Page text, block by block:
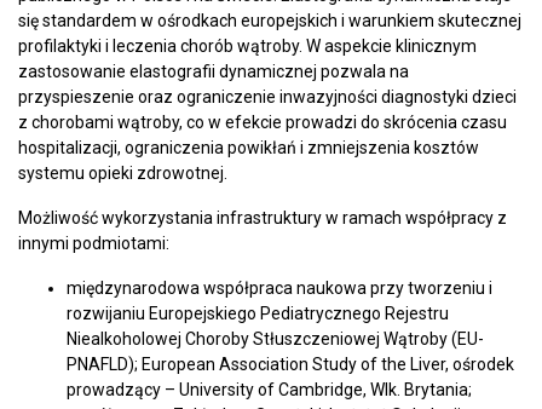
się standardem w ośrodkach europejskich i warunkiem skutecznej
profilaktyki i leczenia chorób wątroby. W aspekcie klinicznym
zastosowanie elastografii dynamicznej pozwala na
przyspieszenie oraz ograniczenie inwazyjności diagnostyki dzieci
z chorobami wątroby, co w efekcie prowadzi do skrócenia czasu
hospitalizacji, ograniczenia powikłań i zmniejszenia kosztów
systemu opieki zdrowotnej.
Możliwość wykorzystania infrastruktury w ramach współpracy z
innymi podmiotami:
międzynarodowa współpraca naukowa przy tworzeniu i
rozwijaniu Europejskiego Pediatrycznego Rejestru
Niealkoholowej Choroby Stłuszczeniowej Wątroby (EU-
PNAFLD); European Association Study of the Liver, ośrodek
prowadzący – University of Cambridge, Wlk. Brytania;